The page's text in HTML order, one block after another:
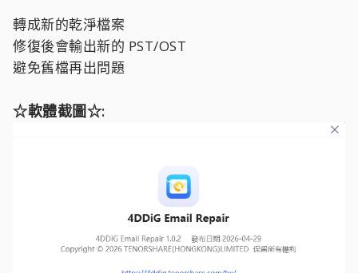
轉成新的乾淨檔案
修復後會輸出新的 PST/OST
避免舊檔再出問題
☆軟體截圖☆: